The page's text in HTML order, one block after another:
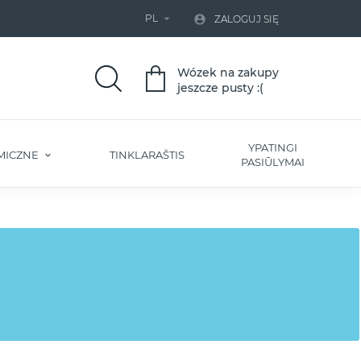
PL   ZALOGUJ SIĘ
Wózek na zakupy
jeszcze pusty :(
TINKLARAŠTIS
YPATINGI
PASIŪLYMAI